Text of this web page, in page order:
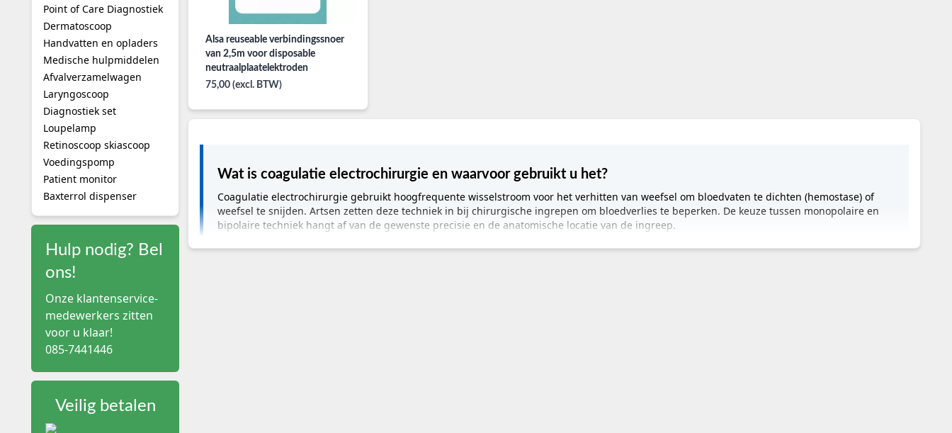
Point of Care Diagnostiek
Dermatoscoop
Handvatten en opladers
Medische hulpmiddelen
Afvalverzamelwagen
Laryngoscoop
Diagnostiek set
Loupelamp
Retinoscoop skiascoop
Voedingspomp
Patient monitor
Baxterrol dispenser
Hulp nodig? Bel
ons!
Onze klantenservice-
medewerkers zitten
voor u klaar!
085-7441446
Veilig betalen
Alsa reuseable verbindingssnoer
van 2,5m voor disposable
neutraalplaatelektroden
75,00 (excl. BTW)
Wat is coagulatie electrochirurgie en waarvoor gebruikt u het?
Coagulatie electrochirurgie gebruikt hoogfrequente wisselstroom voor het verhitten van weefsel om bloedvaten te dichten (hemostase) of
weefsel te snijden. Artsen zetten deze techniek in bij chirurgische ingrepen om bloedverlies te beperken. De keuze tussen monopolaire en
bipolaire techniek hangt af van de gewenste precisie en de anatomische locatie van de ingreep.